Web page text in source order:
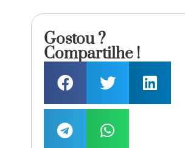
Gostou ?
Compartilhe !